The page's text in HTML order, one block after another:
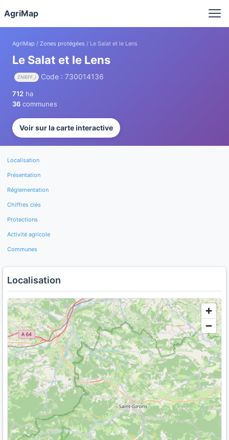
AgriMap
AgriMap / Zones protégées / Le Salat et le Lens
Le Salat et le Lens
ZNIEFF_I Code : 730014136
712 ha
36 communes
Voir sur la carte interactive
Localisation
Présentation
Réglementation
Chiffres clés
Protections
Activité agricole
Communes
Localisation